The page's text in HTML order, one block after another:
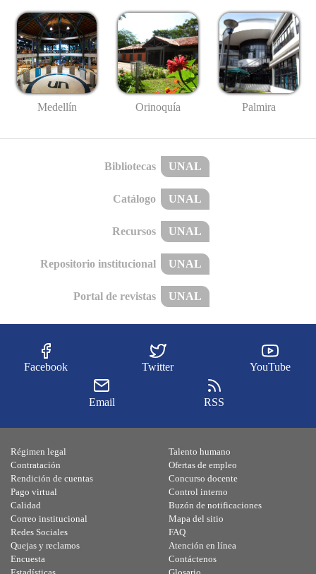
Medellín Orinoquía Palmira
Bibliotecas UNAL
Catálogo UNAL
Recursos UNAL
Repositorio institucional UNAL
Portal de revistas UNAL
Facebook Twitter YouTube
Email RSS
Régimen legal
Contratación
Rendición de cuentas
Pago virtual
Calidad
Talento humano
Ofertas de empleo
Concurso docente
Control interno
Buzón de notificaciones
Correo institucional
Redes Sociales
Quejas y reclamos
Encuesta
Mapa del sitio
FAQ
Atención en línea
Contáctenos